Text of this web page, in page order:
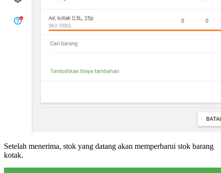
Setelah menerima, stok yang datang akan memperbarui stok barang
kotak.